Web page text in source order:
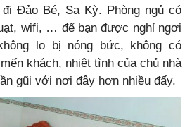
Đảo Bé, Sa Kỳ. Phòng ngủ có
wifi, … để bạn được nghỉ ngơi
lo bị nóng bức, không có
khách, nhiệt tình của chủ nhà
gũi với nơi đây hơn nhiều đấy.